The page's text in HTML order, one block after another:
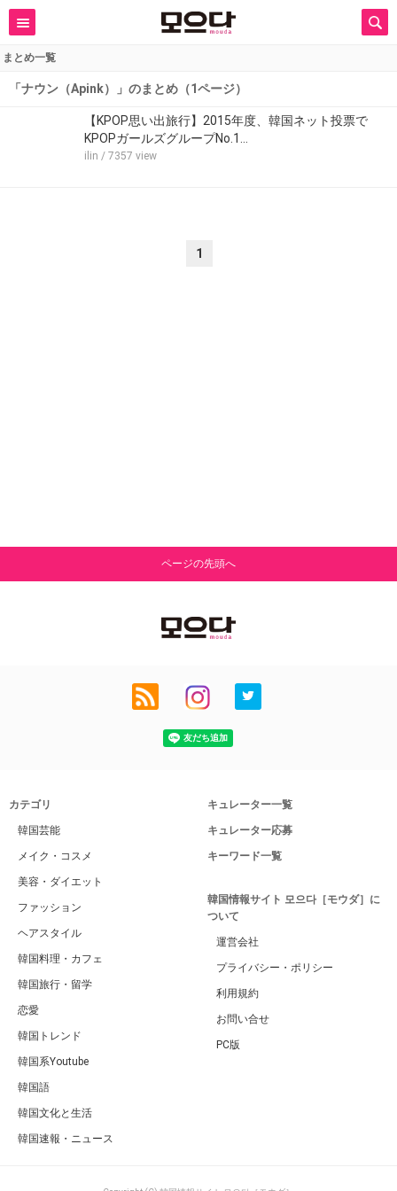
まとめ一覧
「ナウン（Apink）」のまとめ（1ページ）
【KPOP思い出旅行】2015年度、韓国ネット投票で
KPOPガールズグループNo.1…
ilin / 7357 view
1
ページの先頭へ
カテゴリ
韓国芸能
メイク・コスメ
美容・ダイエット
ファッション
ヘアスタイル
韓国料理・カフェ
韓国旅行・留学
恋愛
韓国トレンド
韓国系Youtube
韓国語
韓国文化と生活
韓国速報・ニュース
キュレーター一覧
キュレーター応募
キーワード一覧
韓国情報サイト 모으다［モウダ］に
ついて
運営会社
プライバシー・ポリシー
利用規約
お問い合せ
PC版